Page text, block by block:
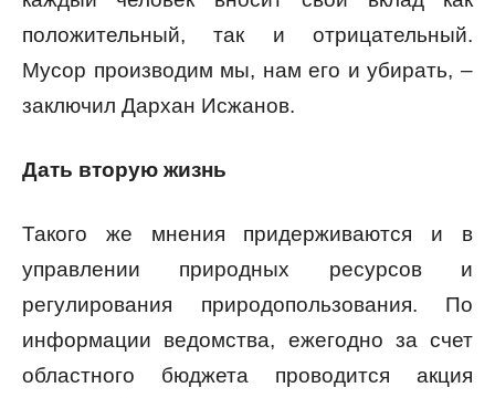
положительный, так и отрицательный.
Мусор производим мы, нам его и убирать, –
заключил Дархан Исжанов.
Дать вторую жизнь
Такого же мнения придерживаются и в
управлении природных ресурсов и
регулирования природопользования. По
информации ведомства, ежегодно за счет
областного бюджета проводится акция